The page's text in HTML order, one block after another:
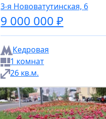
3-я Нововатутинская, 6
9 000 000 ₽
Кедровая
1 комнат
26 кв.м.